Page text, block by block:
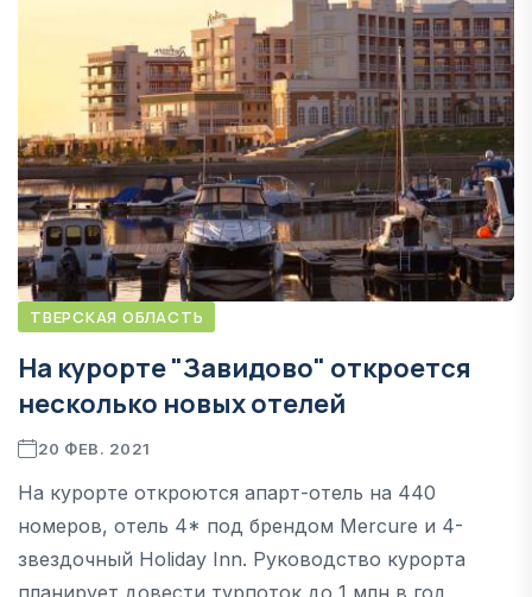
ТВЕРСКАЯ ОБЛАСТЬ
На курорте "Завидово" откроется
несколько новых отелей
20 ФЕВ. 2021
На курорте откроются апарт-отель на 440
номеров, отель 4* под брендом Mercure и 4-
звездочный Holiday Inn. Руководство курорта
планирует довести турпоток до 1 млн в год